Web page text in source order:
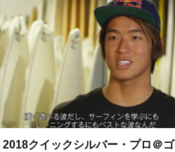
2018クイックシルバー・プロ＠ゴ